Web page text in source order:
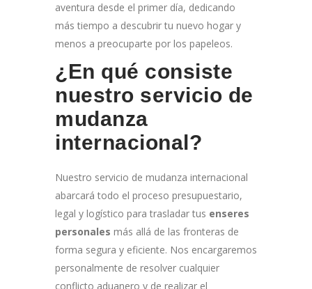
aventura desde el primer día, dedicando
más tiempo a descubrir tu nuevo hogar y
menos a preocuparte por los papeleos.
¿En qué consiste
nuestro servicio de
mudanza
internacional?
Nuestro servicio de mudanza internacional
abarcará todo el proceso presupuestario,
legal y logístico para trasladar tus enseres
personales más allá de las fronteras de
forma segura y eficiente. Nos encargaremos
personalmente de resolver cualquier
conflicto aduanero y de realizar el